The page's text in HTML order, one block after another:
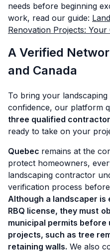
needs before beginning
work, read our guide:
Renovation Projects: Your
A Verified
and Canada
To bring your
confidence, our platform
three qualified
ready to take on your
Quebec remains at the
protect homeowners,
landscaping contractor
verification process
Although a landscaper is
RBQ license, they must
municipal permits before
projects, such as tree
retaining walls. We also